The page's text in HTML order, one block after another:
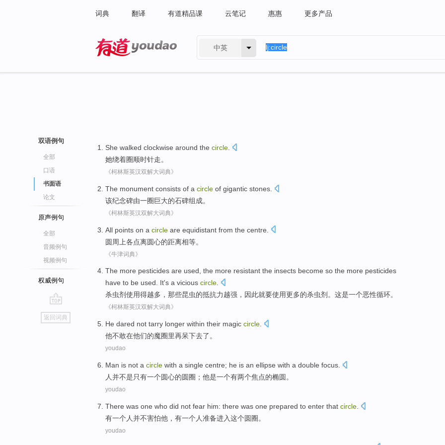
词典 翻译 有道精品课 云笔记 惠惠 更多产品
中英
双语例句
全部
口语
书面语
论文
原声例句
全部
音频例句
视频例句
权威例句
go
top
返回词典
She walked clockwise around the circle
她绕着圈顺时针走。
《柯林斯英汉双解大词典》
The monument consists of a circle of gigantic stones
该纪念碑由一圈巨大的石碑组成。
《柯林斯英汉双解大词典》
All points on a circle are equidistant from the centre.
圆周 上各点离圆心的距离相等。
《牛津词典》
The more pesticides are used, the more resistant the insects become so the more pesticides
have to be used. It's a vicious circle.
杀虫剂使用得越多 ， 那些昆虫的抵抗力越强， 因此就要使用更多的杀虫剂。 这是一个恶性循环。
《柯林斯英汉双解大词典》
He dared not tarry longer within their magic circle
他不敢在他们的魔圈里再呆下去了 。
youdao
Man is not a circle with a single centre; he is an ellipse with a double focus
人 并不是只有一个圆心的圆圈； 他是一个有两个焦点的椭圆 。
youdao
There was one who did not fear him: there was one prepared to enter that circle
有一个 人 并不害怕他 ，有一个人准备进入这个圆圈 。
youdao